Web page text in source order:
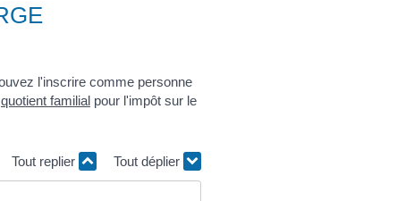
l'inscrire comme personne
quotient familial pour l'impôt sur le
Tout replier Tout déplier